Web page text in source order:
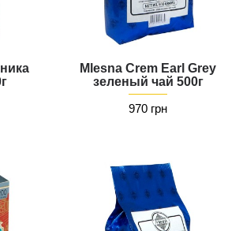
Mlesna Crem Earl Grey
зеленый чай 500г
970 грн